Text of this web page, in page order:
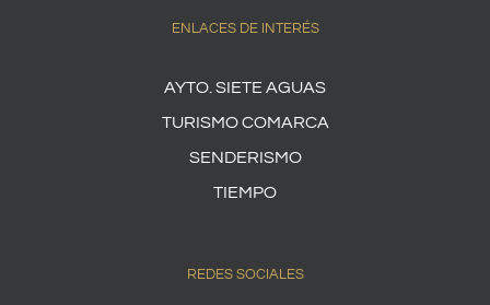
ENLACES DE INTERÉS
AYTO. SIETE AGUAS
TURISMO COMARCA
SENDERISMO
TIEMPO
REDES SOCIALES